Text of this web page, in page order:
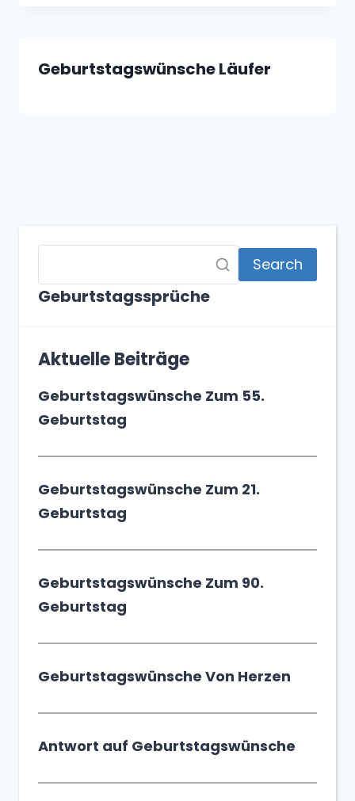
Geburtstagswünsche Läufer
Search
Geburtstagssprüche
Aktuelle Beiträge
Geburtstagswünsche Zum 55.
Geburtstag
Geburtstagswünsche Zum 21.
Geburtstag
Geburtstagswünsche Zum 90.
Geburtstag
Geburtstagswünsche Von Herzen
Antwort auf Geburtstagswünsche